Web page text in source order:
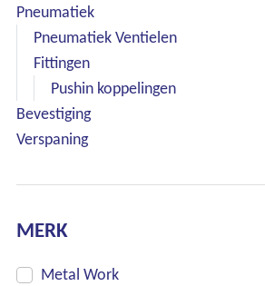
Pneumatiek
Pneumatiek Ventielen
Fittingen
Pushin koppelingen
Bevestiging
Verspaning
MERK
Metal Work